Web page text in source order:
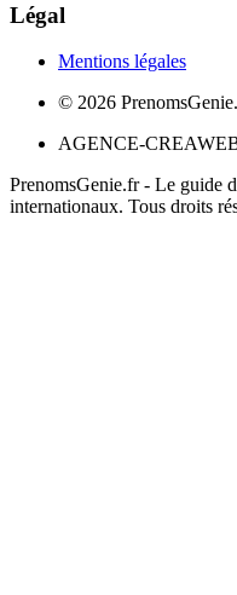
Légal
Mentions légales
© 2026
AGENCE-
PrenomsGenie.fr - Le guide
internationaux. Tous droits